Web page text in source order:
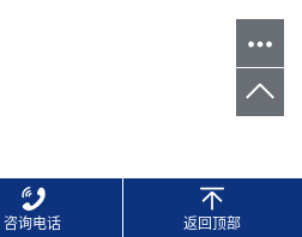
咨询电话 返回顶部